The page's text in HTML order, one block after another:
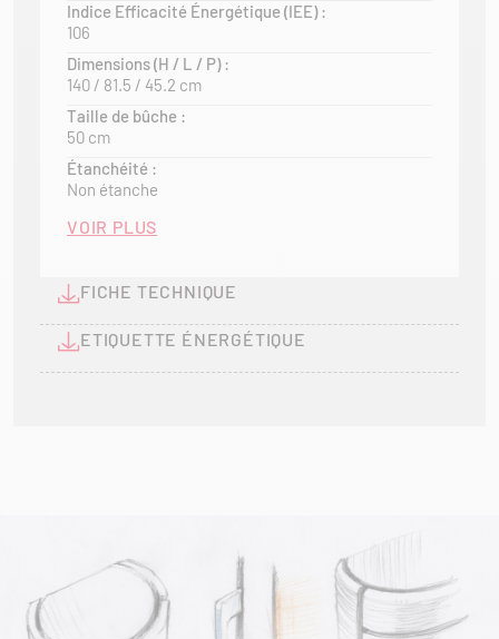
Profitez ainsi pleinement du plaisir de la flamme, dans
un cadre à la fois chaleureux et moderne.
Indice Efficacité Énergétique (IEE) :
106
Dimensions (H / L / P) :
140 / 81.5 / 45.2 cm
Taille de bûche :
50 cm
Étanchéité :
Non étanche
VOIR PLUS
FICHE TECHNIQUE
ETIQUETTE ÉNERGÉTIQUE